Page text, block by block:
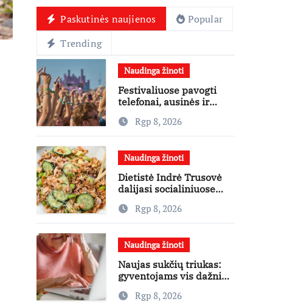
Paskutinės naujienos
Popular
Trending
Naudinga žinoti
Festivaliuose pavogti
telefonai, ausinės ir
primena apie
didžiausias finansines
rizikas
Rgp 8, 2026
Naudinga žinoti
Dietistė Indrė Trusovė
dalijasi socialiniuose
išpopuliarėjusiu lašišos
salotų receptu
Rgp 8, 2026
Naudinga žinoti
Naujas sukčių triukas:
gyventojams vis dažniau
Rgp 8, 2026